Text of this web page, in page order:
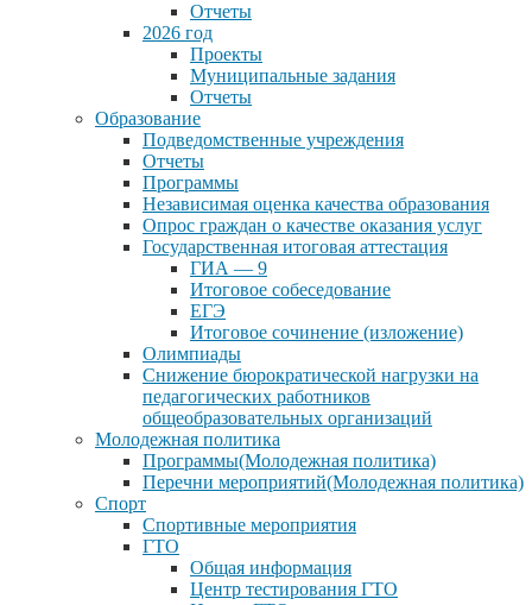
Отчеты
2026 год
Проекты
Муниципальные задания
Отчеты
Образование
Подведомственные учреждения
Отчеты
Программы
Независимая оценка качества образования
Опрос граждан о качестве оказания услуг
Государственная итоговая аттестация
ГИА — 9
Итоговое собеседование
ЕГЭ
Итоговое сочинение (изложение)
Олимпиады
Снижение бюрократической нагрузки на
педагогических работников
общеобразовательных организаций
Молодежная политика
Программы(Молодежная политика)
Перечни мероприятий(Молодежная политика)
Спорт
Спортивные мероприятия
ГТО
Общая информация
Центр тестирования ГТО